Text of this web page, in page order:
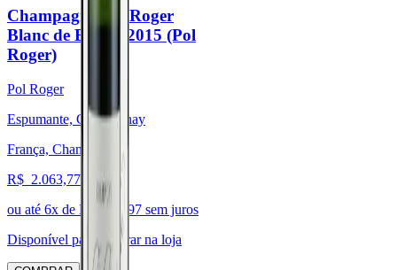
Champagne Pol Roger
Blanc de Blancs 2015 (Pol
Roger)
Pol Roger
Espumante, Chardonnay
França, Champagne
R$ 2.063,77
ou até 6x de R$ 343,97 sem juros
Disponível para:
Retirar na loja